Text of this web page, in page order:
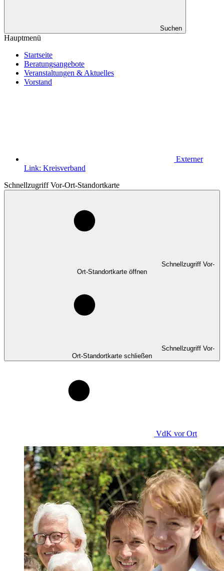
Suchen
Hauptmenü
Startseite
Beratungsangebote
Veranstaltungen & Aktuelles
Vorstand
Externer
Link: Kreisverband
Schnellzugriff Vor-Ort-Standortkarte
Schnellzugriff Vor-
Ort-Standortkarte öffnen
Schnellzugriff Vor-
Ort-Standortkarte schließen
VdK vor Ort